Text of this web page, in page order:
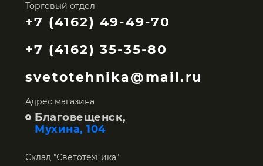
Торговый отдел
+7 (4162) 49-49-70
+7 (4162) 35-35-80
svetotehnika@mail.ru
Адрес магазина
Благовещенск,
Мухина, 104
Склад "Светотехника"